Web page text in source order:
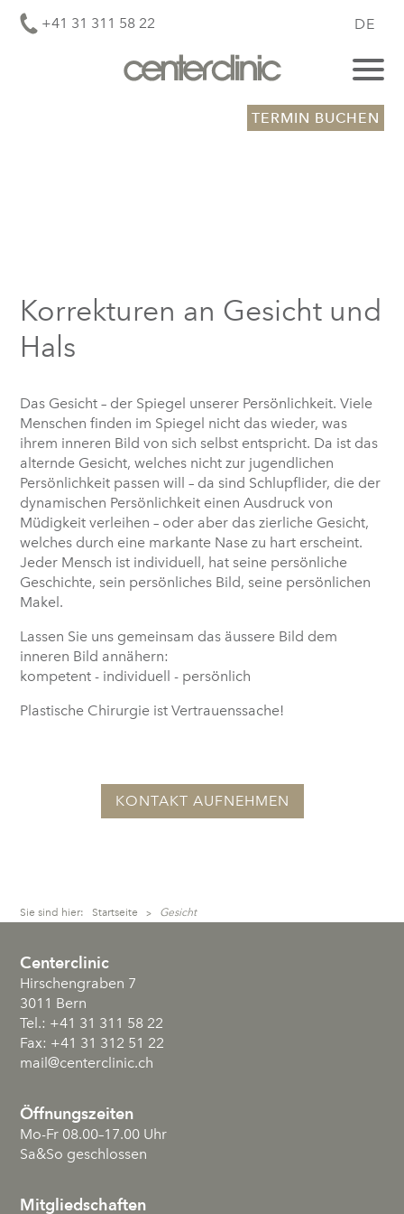
TERMIN BUCHEN
+41 31 311 58 22 DE
Korrekturen an Gesicht und
Hals
Das Gesicht – der Spiegel unserer Persönlichkeit. Viele
Menschen finden im Spiegel nicht das wieder, was
ihrem inneren Bild von sich selbst entspricht. Da ist das
alternde Gesicht, welches nicht zur jugendlichen
Persönlichkeit passen will – da sind Schlupflider, die der
dynamischen Persönlichkeit einen Ausdruck von
Müdigkeit verleihen – oder aber das zierliche Gesicht,
welches durch eine markante Nase zu hart erscheint.
Jeder Mensch ist individuell, hat seine persönliche
Geschichte, sein persönliches Bild, seine persönlichen
Makel.
Lassen Sie uns gemeinsam das äussere Bild dem
inneren Bild annähern:
kompetent - individuell - persönlich
Plastische Chirurgie ist Vertrauenssache!
KONTAKT AUFNEHMEN
Sie sind hier: Startseite > Gesicht
Centerclinic
Hirschengraben 7
3011 Bern
Tel.: +41 31 311 58 22
Fax: +41 31 312 51 22
mail@centerclinic.ch
Öffnungszeiten
Mo-Fr 08.00–17.00 Uhr
Sa&So geschlossen
Mitgliedschaften